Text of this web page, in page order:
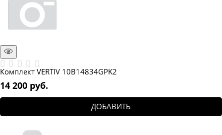
Комплект VERTIV 10B14834GPK2
14 200 руб.
ДОБАВИТЬ